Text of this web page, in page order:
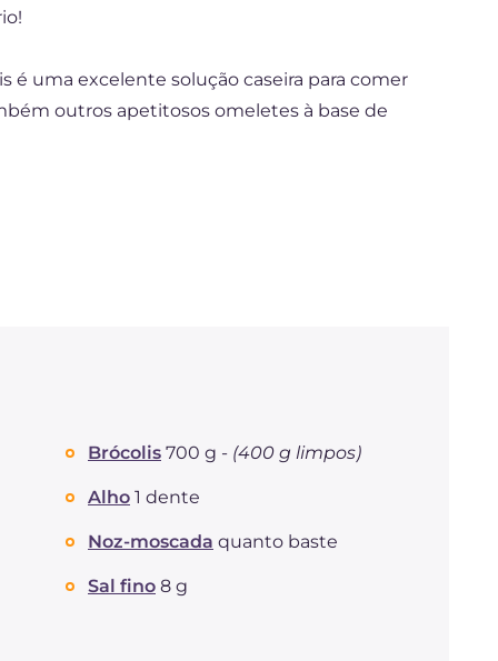
é uma excelente solução caseira para comer
outros apetitosos omeletes à base de
Brócolis 700 g - (400 g limpos)
Alho 1 dente
Noz-moscada quanto baste
Sal fino 8 g